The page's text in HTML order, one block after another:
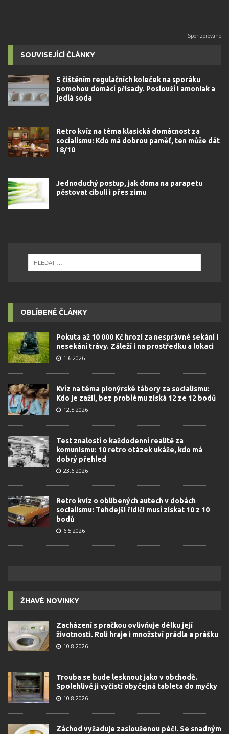
SOUVISEJÍCÍ ČLÁNKY
S čištěním regulačních koleček na sporáku
pomohou domácí přísady. Poslouží i amoniak a
jedlá soda
Retro kvíz na téma klasická domácnost za
socialismu: Kdo má dobrou paměť, ten může dát
i 8/10
Jednoduchý postup, jak doma na parapetu
pěstovat cibuli i přes zimu
OBLÍBENÉ ČLÁNKY
Pokuta až 10 000 Kč hrozí za nesprávné sekání i
nesekání trávy. Záleží i na prostředku a lokaci
1.6.2026
Kvíz na téma pionýrské tábory za socialismu:
Kdo je zažil, bez problému získá 12 ze 12 bodů
12.5.2026
Test znalostí o každodenní realitě za
komunismu: 10 retro otázek ukáže, kdo má
dobrý přehled
23.6.2026
Retro kvíz o oblíbených autech v dobách
socialismu: Tehdejší řidiči musí získat 10 z 10
bodů
6.5.2026
ŽHAVÉ NOVINKY
Zacházení s pračkou ovlivňuje délku její
životnosti. Roli hraje i množství prádla a prášku
10.8.2026
Trouba se bude lesknout jako v obchodě.
Spolehlivě ji vyčistí obyčejná tableta do myčky
10.8.2026
Záchod vyžaduje zaslouženou péči. Se snadným